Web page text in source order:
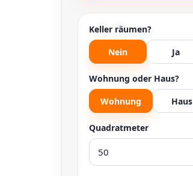
Keller räumen?
Nein
Ja
Wohnung oder Haus?
Wohnung
Haus
Quadratmeter